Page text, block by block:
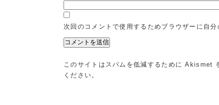
次回のコメントで使用するためブラウザーに自
このサイトはスパムを低減するために Akismet
ください 。